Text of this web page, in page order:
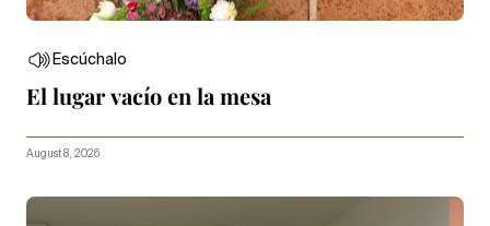
Escúchalo
El lugar vacío en la mesa
August 8, 2026